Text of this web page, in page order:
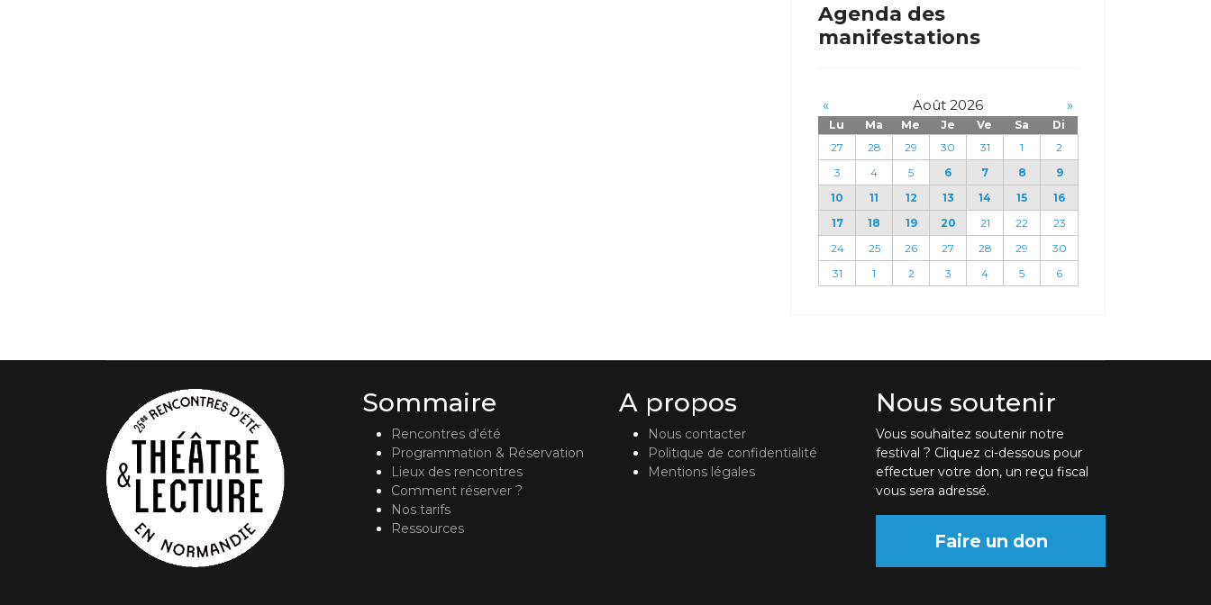
Agenda des
manifestations
« Août 2026 »
Lu Ma Me Je Ve Sa
Di
27
28 29 30 31 1
2
3
4 5 6 7 8
9
10
11 12 13 14 15
16
17
18 19 20 21 22
23
24
25 26 27 28 29
30
31
1 2 3 4 5 6
Sommaire
Rencontres d'été
Programmation & Réservation
Lieux des rencontres
Comment réserver ?
Nos tarifs
Ressources
A propos
Nous contacter
Politique de confidentialité
Mentions légales
Nous soutenir
Vous souhaitez soutenir notre
festival ? Cliquez ci-dessous pour
effectuer votre don, un reçu fiscal
vous sera adressé.
Faire un don